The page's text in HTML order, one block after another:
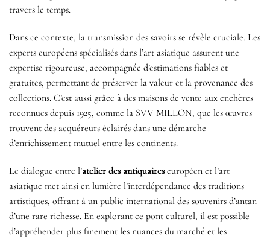
travers le temps.
Dans ce contexte, la transmission des savoirs se révèle cruciale. Les
experts européens spécialisés dans l’art asiatique assurent une
expertise rigoureuse, accompagnée d’estimations fiables et
gratuites, permettant de préserver la valeur et la provenance des
collections. C’est aussi grâce à des maisons de vente aux enchères
reconnues depuis 1925, comme la SVV MILLON, que les œuvres
trouvent des acquéreurs éclairés dans une démarche
d’enrichissement mutuel entre les continents.
Le dialogue entre l’atelier des antiquaireseuropéen et l’art
asiatique met ainsi en lumière l’interdépendance des traditions
artistiques, offrant à un public international des souvenirs d’antan
d’une rare richesse. En explorant ce pont culturel, il est possible
d’appréhender plus finement les nuances du marché et les